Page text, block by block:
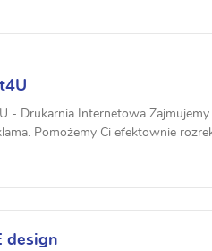
- Drukarnia Internetowa
Pomożemy Ci efektownie
design